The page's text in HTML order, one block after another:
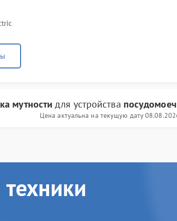
мутности для устройства
Цена актуальна на текущую дату